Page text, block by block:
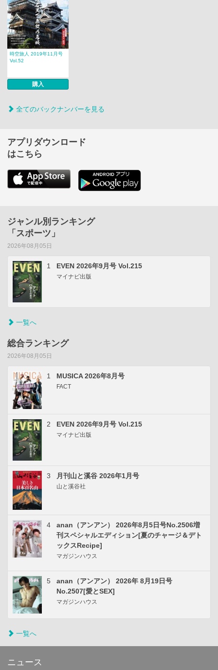
時空旅人 2019年11月号
Vol.52
購入
全てのバックナンバーを見る
アプリダウンロード
はこちら
ジャンル別ランキング
「スポーツ」
2026年08月05日
1 EVEN 2026年9月号 Vol.215
マイナビ出版
一覧へ
総合ランキング
2026年08月05日
1 MUSICA 2026年8月号
FACT
2 EVEN 2026年9月号 Vol.215
マイナビ出版
3 月刊山と溪谷 2026年1月号
山と溪谷社
4
anan（アンアン） 2026年8月5日号No.2506増
刊スペシャルエディション[夏のチャージ＆デト
ックスRecipe]
マガジンハウス
5
anan（アンアン） 2026年 8月19日号
No.2507[愛とSEX]
マガジンハウス
一覧へ
ニュース